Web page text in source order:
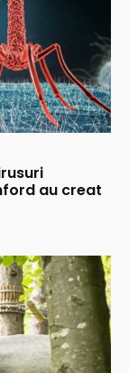
au creat